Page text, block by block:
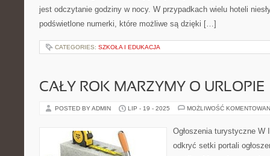
jest odczytanie godziny w nocy. W przypadkach wielu hoteli
podświetlone numerki, które możliwe są dzięki […]
CATEGORIES: SZKOŁA I EDUKACJA
CAŁY ROK MARZYMY O URLOPIE
POSTED BY ADMIN LIP - 19 - 2025 MOŻLIWOŚĆ
Ogłoszenia turystyczne
odkryć setki portali